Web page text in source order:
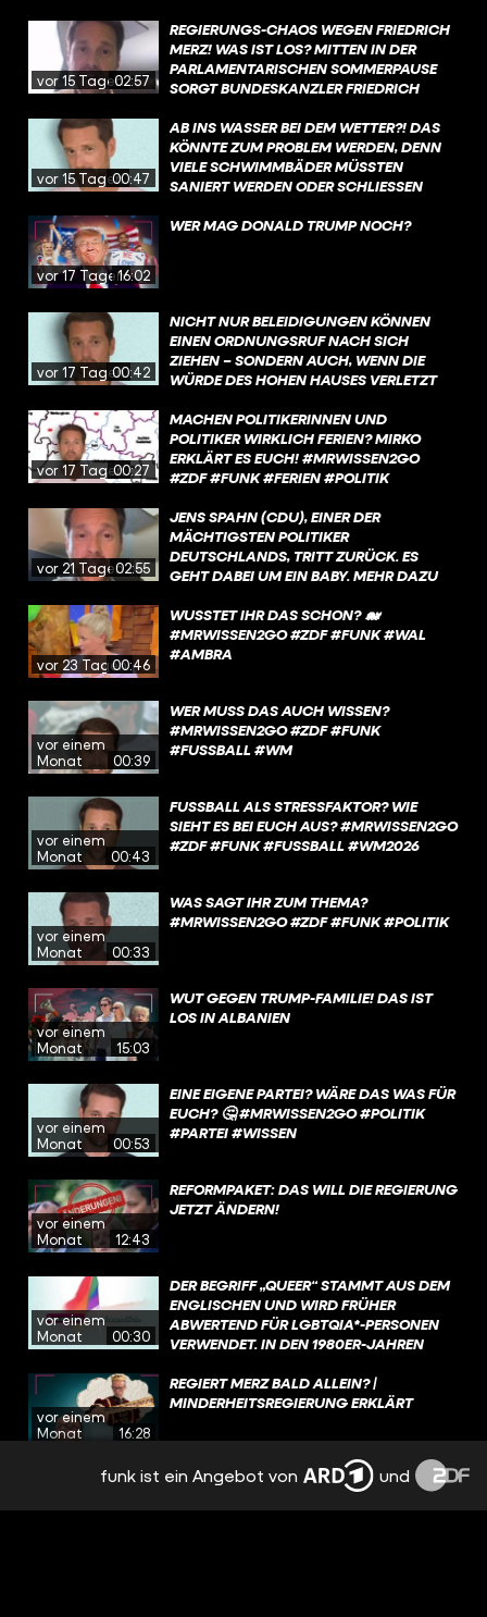
HINTERGRÜNDEN ERFAHRT IHR IN DIESEM
VIDEO.
vor 15 Tagen02:57
REGIERUNGS-CHAOS WEGEN FRIEDRICH
MERZ! WAS IST LOS? MITTEN IN DER
PARLAMENTARISCHEN SOMMERPAUSE
SORGT BUNDESKANZLER FRIEDRICH
BUNDESREGIERUNG. MEHR DAZU
ERFAHRT IHR IN DIESEM VIDEO, MIT EINEM
KURZEN KOMMENTAR ZUR SITUATION.
vor 15 Tagen00:47
AB INS WASSER BEI DEM WETTER?! DAS
KÖNNTE ZUM PROBLEM WERDEN, DENN
VIELE SCHWIMMBÄDER MÜSSTEN
SANIERT WERDEN ODER SCHLIESSEN S
vor 17 Tagen16:02
WER MAG DONALD TRUMP NOCH?
vor 17 Tagen00:42
NICHT NUR BELEIDIGUNGEN KÖNNEN
EINEN ORDNUNGSRUF NACH SICH
ZIEHEN – SONDERN AUCH, WENN DIE
WÜRDE DES HOHEN HAUSES VERLETZT
vor 17 Tagen00:27
MACHEN POLITIKERINNEN UND
POLITIKER WIRKLICH FERIEN? MIRKO
ERKLÄRT ES EUCH! #MRWISSEN2GO
#ZDF #FUNK #FERIEN #POLITIK
vor 21 Tagen02:55
JENS SPAHN (CDU), EINER DER
MÄCHTIGSTEN POLITIKER
DEUTSCHLANDS, TRITT ZURÜCK. ES
GEHT DABEI UM EIN BABY. MEHR DAZU
vor 23 Tagen00:46
WUSSTET IHR DAS SCHON? 🐋
#MRWISSEN2GO #ZDF #FUNK #WAL
#AMBRA
vor einem
Monat
00:39
WER MUSS DAS AUCH WISSEN?
#MRWISSEN2GO #ZDF #FUNK
#FUSSBALL #WM
vor einem
Monat
00:43
FUSSBALL ALS STRESSFAKTOR? WIE S
IEHT ES BEI EUCH AUS? #MRWISSEN2GO #
ZDF #FUNK #FUSSBALL #WM2026
vor einem
Monat
00:33
WAS SAGT IHR ZUM THEMA?
#MRWISSEN2GO #ZDF #FUNK #POLITIK
vor einem
Monat
15:03
WUT GEGEN TRUMP-FAMILIE! DAS IST
LOS IN ALBANIEN
vor einem
Monat
00:53
EINE EIGENE PARTEI? WÄRE DAS WAS FÜR
EUCH? 🤔 #MRWISSEN2GO #POLITIK
#PARTEI #WISSEN
vor einem
Monat
12:43
REFORMPAKET: DAS WILL DIE REGIERUNG
JETZT ÄNDERN!
vor einem
Monat
00:30
DER BEGRIFF „QUEER“ STAMMT AUS DEM
ENGLISCHEN UND WIRD FRÜHER
ABWERTEND FÜR LGBTQIA*-PERSONEN
VERWENDET. IN DEN 1980ER-JAHREN
BEGRIFF ZURÜCK. HEUTE IST „QUEER“ FÜR
VIELE EIN SAMMELBEGRIFF FÜR
SIND ODER SICH NICHT MIT DEM BEI DER
GEBURT ZUGEWIESENEN GESCHLECHT
IDENTIFIZIEREN.
vor einem
Monat
16:28
REGIERT MERZ BALD ALLEIN? |
MINDERHEITSREGIERUNG ERKLÄRT
DAS PROBLEM MIT DER RENTE - EINFACH
funk ist ein Angebot von und